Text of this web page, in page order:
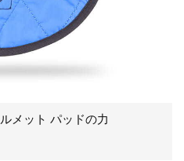
メット パッドの力